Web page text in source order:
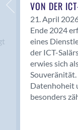
Bern 15
Bern 22
Bern 65
Bern 9
Bern-Zollikofen
Biel/Bienne
Binningen
Bolligen
VON DER
21. April
Ende 2024
eines
der ICT-
erwies sich
Datenhoheit
besonders